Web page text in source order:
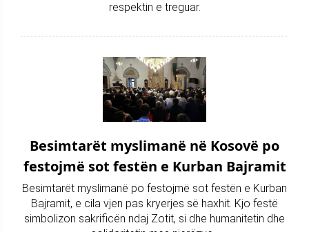
respektin e treguar.
Besimtarët myslimanë në Kosovë po
festojmë sot festën e Kurban Bajramit
Besimtarët myslimanë po festojmë sot festën e Kurban
Bajramit, e cila vjen pas kryerjes së haxhit. Kjo festë
simbolizon sakrificën ndaj Zotit, si dhe humanitetin dhe